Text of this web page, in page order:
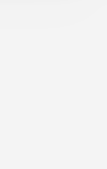
evaluat de 0 clienți